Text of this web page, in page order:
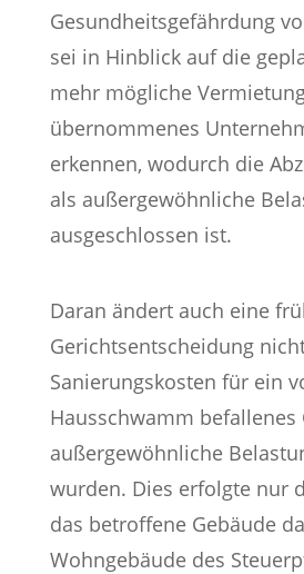
Gesundheitsgefährdung
sei in Hinblick auf die
mehr mögliche
übernommenes
erkennen, wodurch die
als außergewöhnliche
ausgeschlossen ist.
Daran ändert auch eine
Gerichtsentscheidung
Sanierungskosten für ein
Hausschwamm befallenes
außergewöhnliche
wurden. Dies erfolgte nur
das betroffene Gebäude
Wohngebäude des